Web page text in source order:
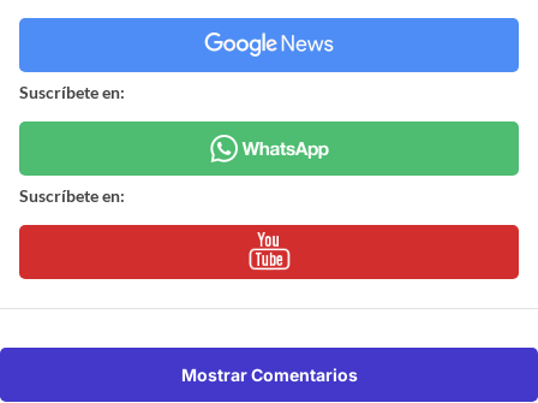
Suscríbete en:
Suscríbete en:
Mostrar Comentarios